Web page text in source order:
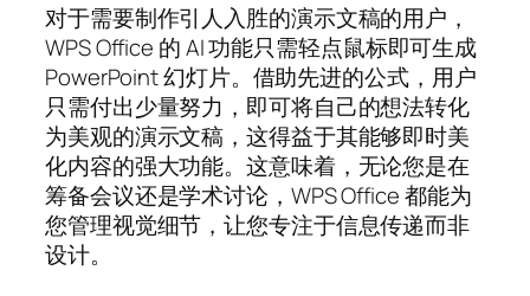
对于需要制作引人入胜的演示文稿的用户，
WPS Office 的 AI 功能只需轻点鼠标即可生成
PowerPoint 幻灯片。借助先进的公式，用户
只需付出少量努力，即可将自己的想法转化
为美观的演示文稿，这得益于其能够即时美
化内容的强大功能。这意味着，无论您是在
筹备会议还是学术讨论，WPS Office 都能为
您管理视觉细节，让您专注于信息传递而非
设计。